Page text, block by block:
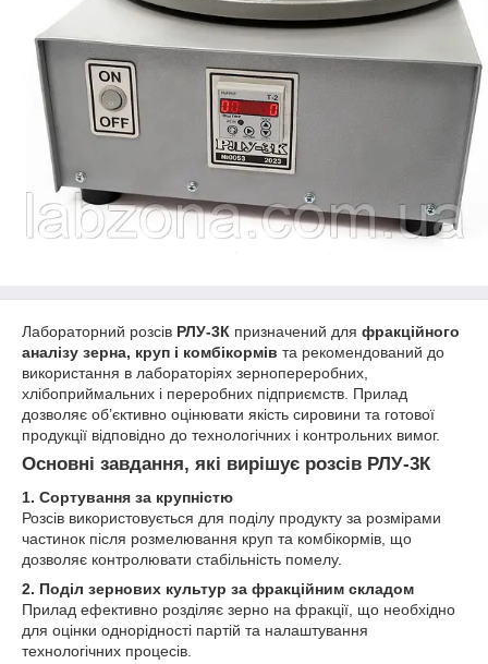
Лабораторний розсів РЛУ-3К призначений для фракційного
аналізу зерна, круп і комбікормів та рекомендований до
використання в лабораторіях зернопереробних,
хлібоприймальних і переробних підприємств. Прилад
дозволяє об’єктивно оцінювати якість сировини та готової
продукції відповідно до технологічних і контрольних вимог.
Основні завдання, які вирішує розсів РЛУ-3К
1. Сортування за крупністю
Розсів використовується для поділу продукту за розмірами
частинок після розмелювання круп та комбікормів, що
дозволяє контролювати стабільність помелу.
2. Поділ зернових культур за фракційним складом
Прилад ефективно розділяє зерно на фракції, що необхідно
для оцінки однорідності партій та налаштування
технологічних процесів.